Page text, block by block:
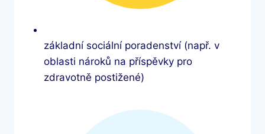
základní sociální poradenství (např. v
oblasti nároků na příspěvky pro
zdravotně postižené)